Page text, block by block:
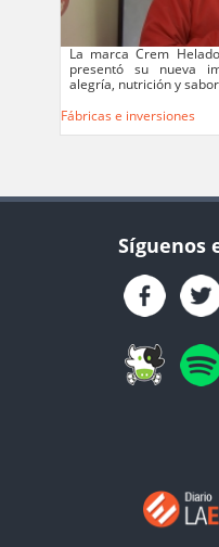
La marca Crem
presentó su nueva
alegría, nutrición y
Fábricas e inversiones
Síguenos